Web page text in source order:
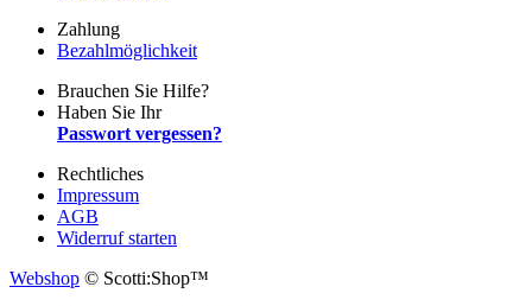
Zahlung
Bezahlmöglichkeit
Brauchen Sie Hilfe?
Haben Sie Ihr
Passwort vergessen?
Rechtliches
Impressum
AGB
Widerruf starten
Webshop © Scotti:Shop™